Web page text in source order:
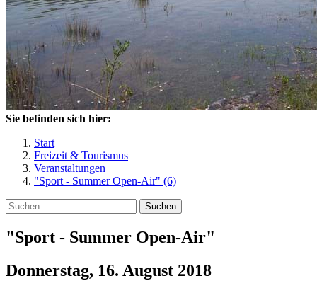
Sie befinden sich hier:
Start
Freizeit & Tourismus
Veranstaltungen
"Sport - Summer Open-Air" (6)
Suchen
"Sport - Summer Open-Air"
Donnerstag, 16. August 2018